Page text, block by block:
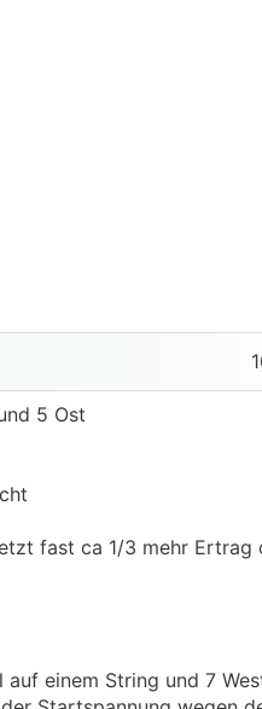
5 Ost
fast ca 1/3 mehr Ertrag
einem String und 7